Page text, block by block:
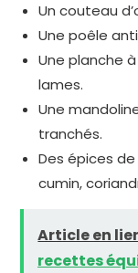
Un couteau
Une poêle
Une planche
lames.
Une
tranchés.
Des épices
cumin,
Article en
recettes